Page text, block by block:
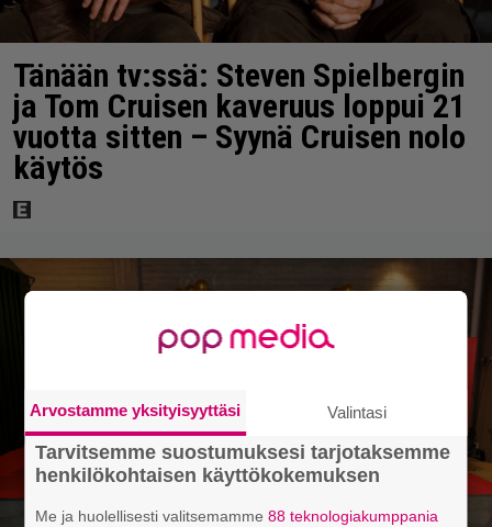
Tänään tv:ssä: Steven Spielbergin
ja Tom Cruisen kaveruus loppui 21
vuotta sitten – Syynä Cruisen nolo
käytös
Arvostamme yksityisyyttäsi Valintasi
Tarvitsemme suostumuksesi tarjotaksemme
henkilökohtaisen käyttökokemuksen
Me ja huolellisesti valitsemamme88 teknologiakumppania